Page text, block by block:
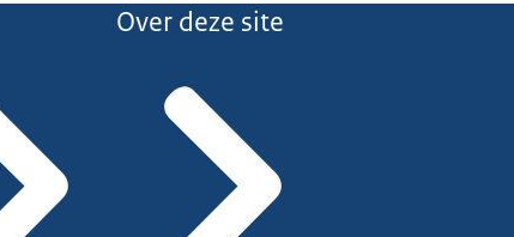
Over deze site